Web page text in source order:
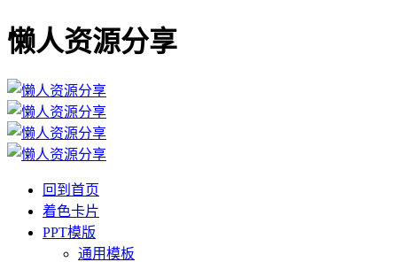
懒人资源分享
回到首页
着色卡片
PPT模版
通用模板